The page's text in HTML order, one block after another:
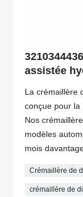
assistée
La crémaillère
conçue pour la
Nos
modèles
mois
Crémaillère de
crémaillère de